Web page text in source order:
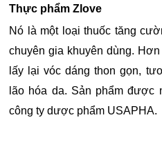
Thực phẩm Zlove
Nó là một loại thuốc tăng
chuyên gia khuyên dùng.
lấy lại vóc dáng thon gọn,
lão hóa da. Sản phẩm được
công ty dược phẩm USAPHA.